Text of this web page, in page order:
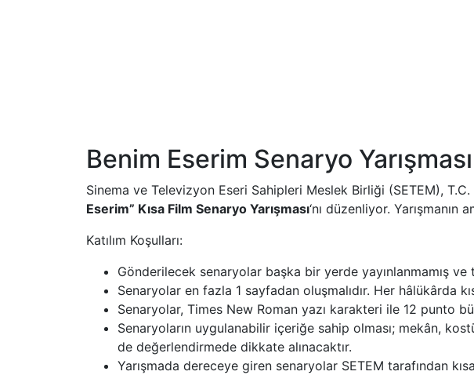
Benim Eserim Senaryo Yarışması
Sinema ve Televizyon Eseri Sahipleri Meslek Birliği (SETEM),
Eserim” Kısa Film Senaryo Yarışması‘nı düzenliyor. Yarışmanın
Katılım Koşulları:
Gönderilecek senaryolar başka bir yerde yayınlanmamış ve
Senaryolar en fazla 1 sayfadan oluşmalıdır. Her hâlükârda
Senaryolar, Times New Roman yazı karakteri ile 12 punto
Senaryoların uygulanabilir içeriğe sahip olması; mekân,
de değerlendirmede dikkate alınacaktır.
Yarışmada dereceye giren senaryolar SETEM tarafından